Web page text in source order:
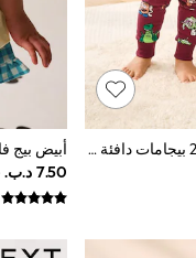
متعدد الألوان Toy Story - حزمة من 2 بيجامات دافئة (9 شهور-8 سنة)